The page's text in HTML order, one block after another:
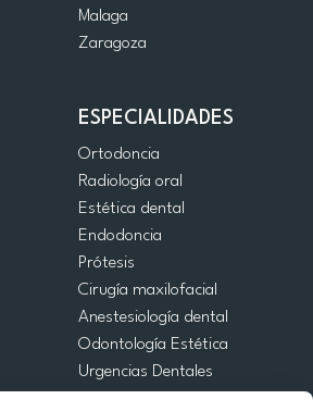
Malaga
Zaragoza
ESPECIALIDADES
Ortodoncia
Radiología oral
Estética dental
Endodoncia
Prótesis
Cirugía maxilofacial
Anestesiología dental
Odontología Estética
Urgencias Dentales